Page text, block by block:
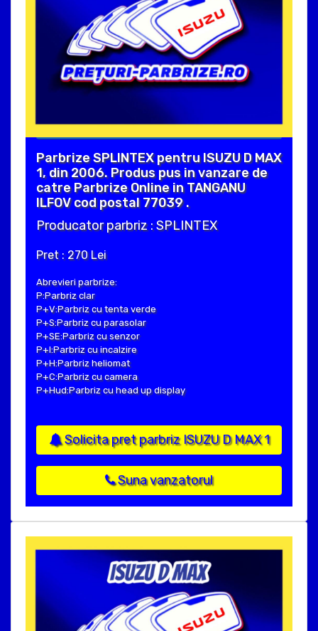
Parbrize SPLINTEX pentru ISUZU D MAX
1, din 2006. Produs pus in vanzare de
catre Parbrize Online in TANGANU
ILFOV cod postal 77039 .
Producator parbriz : SPLINTEX
Pret : 270 Lei
Abrevieri parbrize:
P:Parbriz clar
P+V:Parbriz cu tenta verde
P+S:Parbriz cu parasolar
P+SE:Parbriz cu senzor
P+I:Parbriz cu incalzire
P+H:Parbriz heliomat
P+C:Parbriz cu camera
P+Hud:Parbriz cu head up display
Solicita pret parbriz ISUZU D MAX 1
Suna vanzatorul